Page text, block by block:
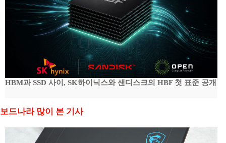
HBM과 SSD 사이, SK하이닉스와 샌디스크의 HBF 첫 표준 공개
보드나라 많이 본 기사